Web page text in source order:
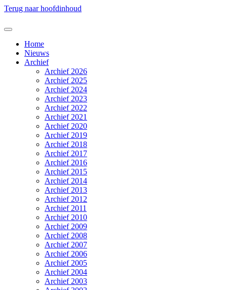
Terug naar hoofdinhoud
Home
Nieuws
Archief
Archief 2026
Archief 2025
Archief 2024
Archief 2023
Archief 2022
Archief 2021
Archief 2020
Archief 2019
Archief 2018
Archief 2017
Archief 2016
Archief 2015
Archief 2014
Archief 2013
Archief 2012
Archief 2011
Archief 2010
Archief 2009
Archief 2008
Archief 2007
Archief 2006
Archief 2005
Archief 2004
Archief 2003